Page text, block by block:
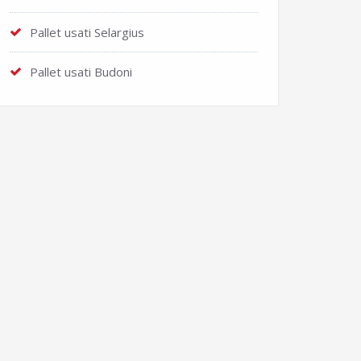
Pallet usati Selargius
Pallet usati Budoni